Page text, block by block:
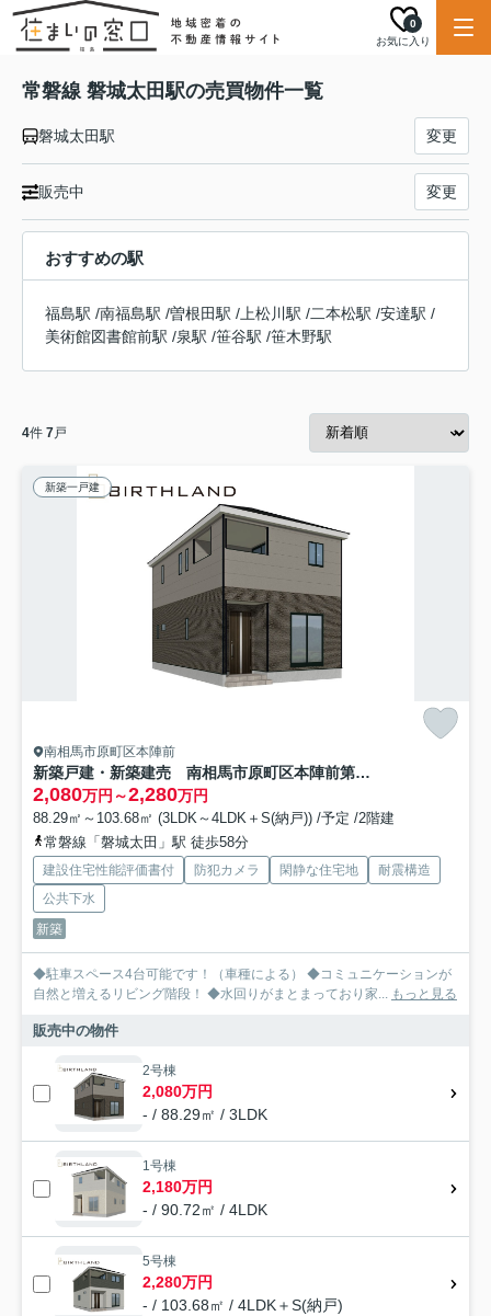
お気に入り
0
常磐線 磐城太田駅の売買物件一覧
磐城太田駅 変更
販売中 変更
おすすめの駅
福島駅 /南福島駅 /曽根田駅 / 上松川駅 /二本松駅 /安達駅 /
美術館図書館前駅 /泉駅 /笹谷駅 /笹木野駅
4件 7戸
新築一戸建
南相馬市原町区本陣前
新築戸建・新築建売 南相馬市原町区本陣前第5 第三小・第一中
2,080万円～2,280万円
88.29㎡～103.68㎡ (3LDK～4LDK＋S(納戸)) /予定 /2階建
常磐線「磐城太田」駅 徒歩58分
建設住宅性能評価書付 防犯カメラ 閑静な住宅地
耐震構造
公共下水
新築
◆駐車スペース4台可能です！（車種による） ◆コミュニケーションが
自然と増えるリビング階段！ ◆水回りがまとまっており家... もっと見る
販売中の物件
2号棟
2,080万円
- / 88.29㎡ / 3LDK
1号棟
2,180万円
- / 90.72㎡ / 4LDK
5号棟
2,280万円
- / 103.68㎡ / 4LDK＋S(納戸)